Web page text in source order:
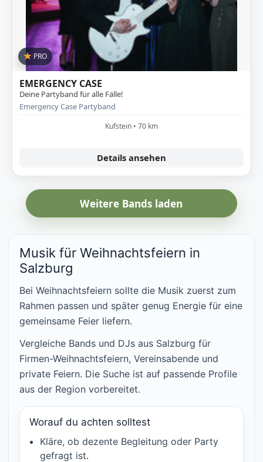
PRO
EMERGENCY CASE
Deine Partyband für alle Fälle!
Emergency Case Partyband
Kufstein • 70 km
Details ansehen
Weitere Bands laden
Musik für Weihnachtsfeiern in
Salzburg
Bei Weihnachtsfeiern sollte die Musik zuerst zum
Rahmen passen und später genug Energie für eine
gemeinsame Feier liefern.
Vergleiche Bands und DJs aus Salzburg für
Firmen-Weihnachtsfeiern, Vereinsabende und
private Feiern. Die Suche ist auf passende Profile
aus der Region vorbereitet.
Worauf du achten solltest
Kläre, ob dezente Begleitung oder Party
gefragt ist.